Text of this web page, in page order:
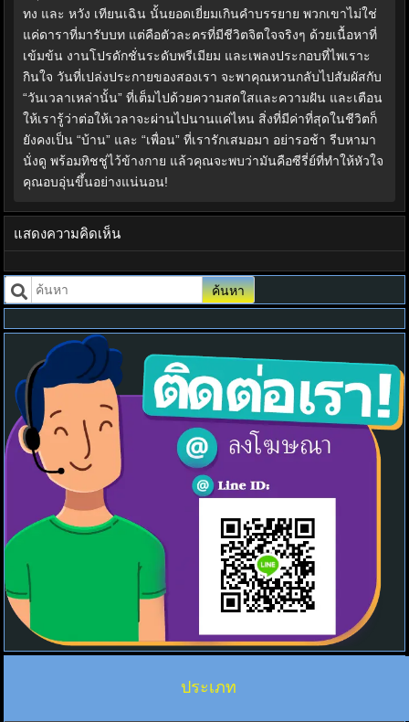
ทง และ หวัง เทียนเฉิน นั้นยอดเยี่ยมเกินคำบรรยาย พวกเขาไม่ใช่
แค่ดาราที่มารับบท แต่คือตัวละครที่มีชีวิตจิตใจจริงๆ ด้วยเนื้อหาที่
เข้มข้น งานโปรดักชั่นระดับพรีเมียม และเพลงประกอบที่ไพเราะ
กินใจ วันที่เปล่งประกายของสองเรา จะพาคุณหวนกลับไปสัมผัสกับ
“วันเวลาเหล่านั้น” ที่เต็มไปด้วยความสดใสและความฝัน และเตือน
ให้เรารู้ว่าต่อให้เวลาจะผ่านไปนานแค่ไหน สิ่งที่มีค่าที่สุดในชีวิตก็
ยังคงเป็น “บ้าน” และ “เพื่อน” ที่เรารักเสมอมา อย่ารอช้า รีบหามา
นั่งดู พร้อมทิชชู่ไว้ข้างกาย แล้วคุณจะพบว่ามันคือซีรี่ย์ที่ทำให้หัวใจ
คุณอบอุ่นขึ้นอย่างแน่นอน!
แสดงความคิดเห็น
ค้นหา
ประเภท